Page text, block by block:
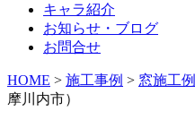
キャラ紹介
お知らせ・ブログ
お問合せ
HOME > 施工事例 > 窓施工例
摩川内市）